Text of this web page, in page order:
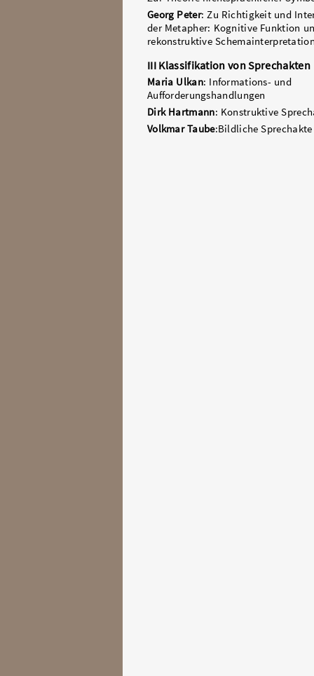
Georg Peter: Zu Richtigkeit und
der Metapher: Kognitive Funktion
rekonstruktive
III Klassifikation von Sprechakten
Maria Ulkan: Informations- und
Aufforderungshandlungen
Dirk Hartmann: Konstruktive
Volkmar Taube:Bildliche Sprechakte